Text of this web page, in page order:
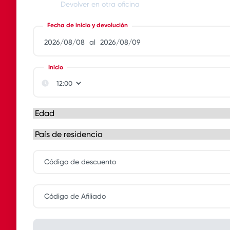
Devolver en otra oficina
Fecha de inicio y devolución
al
Inicio
Código de descuento
Código de Afiliado